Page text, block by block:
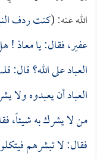
الله عنه: (كنت ردف
عفير، فقال: يامعاذ!
العباد على الله؟
العباد أن يعبدوه ولا
من لا يشرك به شيئاً،
فقال: لا تبشرهم